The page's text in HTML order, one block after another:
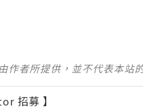
作者所提供，並不代表本站
招募 】